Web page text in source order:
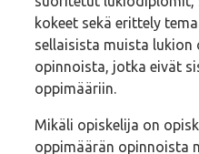
kokeet sekä erittely
sellaisista muista lukion
opinnoista, jotka eivät
oppimääriin.
Mikäli opiskelija on
oppimäärän opinnoista